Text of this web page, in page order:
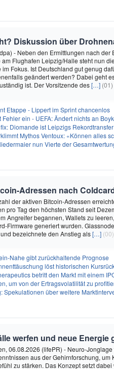
Diskussion über
- Neben den Ermittlungen nach der
am Flughafen Leipzig/Halle steht nun
im Fokus. Ist Deutschland gut genug
geändert werden? Dabei geht
ist. Der Vorsitzende des[…] (01)
Etappe - Lippert im Sprint chancenlos
Fehler ein - UEFA: Ändert nichts an
Diomande ist Leipzigs Rekordtransfer
Mythos Ventoux: «Können alles
nun Vierte der
Adressen nach
der aktiven Bitcoin-Adressen
pro Tag den höchsten Stand seit
Angreifer begannen, Wallets zu
Firmware generiert wurden.
bezeichnete den Anstieg als[…] (00)
Nahe gibt zurückhaltende Prognose
löst historischen
betritt den Markt mit einem
um von der Ertragsvolatilität zu
Spekulationen über weitere
werfen und neue Energie
06.08.2026 (lifePR) - Neuro-
aus der Gehirnforschung, um
zu stärken. Das Konzept setzt